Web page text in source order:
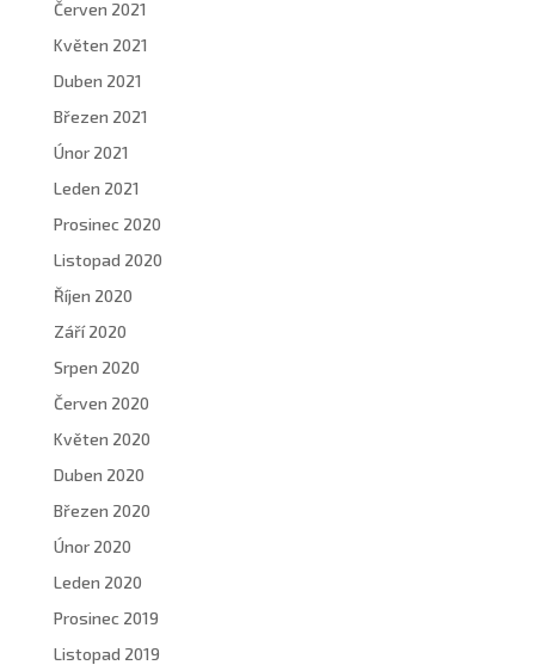
Červen 2021
Květen 2021
Duben 2021
Březen 2021
Únor 2021
Leden 2021
Prosinec 2020
Listopad 2020
Říjen 2020
Září 2020
Srpen 2020
Červen 2020
Květen 2020
Duben 2020
Březen 2020
Únor 2020
Leden 2020
Prosinec 2019
Listopad 2019